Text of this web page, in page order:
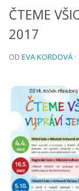
Pobočky
ČTEME
2017
OD EVA KORDOVÁ